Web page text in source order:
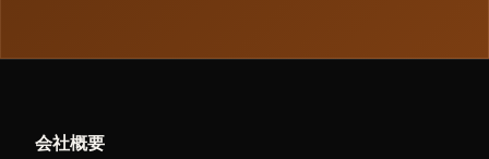
会社概要